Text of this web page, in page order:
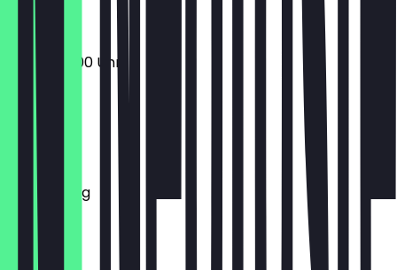
08:00 - 19:00 Uhr
Montag
Dienstag
Mittwoch
Donnerstag
Freitag
Samstag
Sonntag